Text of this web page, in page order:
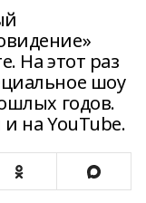
На этот раз
шоу
годов.
на YouTube.